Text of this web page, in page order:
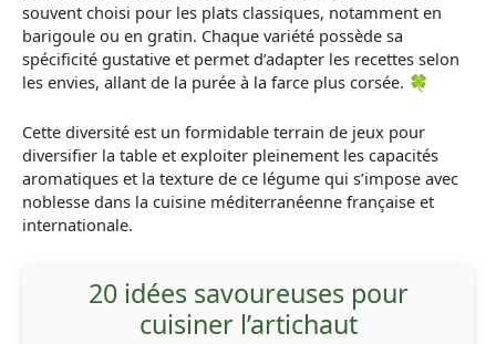
souvent choisi pour les plats classiques, notamment en
barigoule ou en gratin. Chaque variété possède sa
spécificité gustative et permet d’adapter les recettes selon
les envies, allant de la purée à la farce plus corsée. 🍀
Cette diversité est un formidable terrain de jeux pour
diversifier la table et exploiter pleinement les capacités
aromatiques et la texture de ce légume qui s’impose avec
noblesse dans la cuisine méditerranéenne française et
internationale.
20 idées savoureuses pour
cuisiner l’artichaut